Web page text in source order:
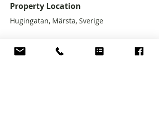
Property Location
Hugingatan, Märsta, Sverige